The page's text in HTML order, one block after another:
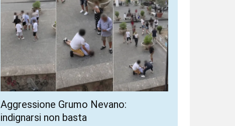
Aggressione Grumo Nevano:
indignarsi non basta